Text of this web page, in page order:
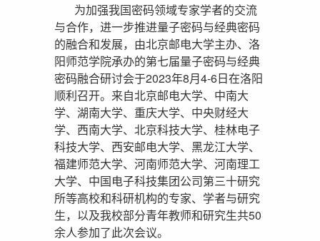
为加强我国密码领域专家学者的交流
与合作，进一步推进量子密码与经典密码
的融合和发展，由北京邮电大学主办、洛
阳师范学院承办的第七届量子密码与经典
密码融合研讨会于2023年8月4-6日在洛阳
顺利召开。来自北京邮电大学、中南大
学、湖南大学、重庆大学、中央财经大
学、西南大学、北京科技大学、桂林电子
科技大学、西安邮电大学、黑龙江大学、
福建师范大学、河南师范大学、河南理工
大学、中国电子科技集团公司第三十研究
所等高校和科研机构的专家、学者与研究
生，以及我校部分青年教师和研究生共50
余人参加了此次会议。